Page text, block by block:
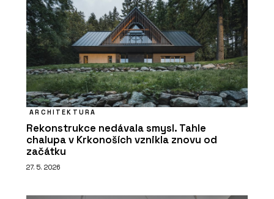
ARCHITEKTURA
Rekonstrukce nedávala smysl. Tahle
chalupa v Krkonoších vznikla znovu od
začátku
27. 5. 2026